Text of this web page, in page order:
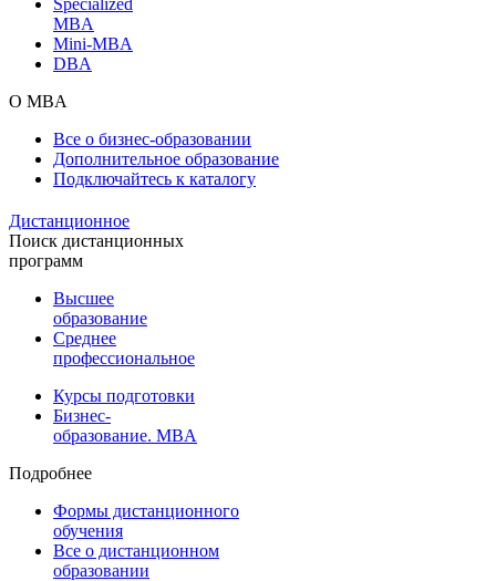
MBA
Mini-MBA
DBA
О MBA
Все о бизнес-образовании
Дополнительное образование
Подключайтесь к каталогу
Дистанционное
Поиск дистанционных
программ
Высшее
образование
Среднее
профессиональное
Курсы подготовки
Бизнес-
образование. MBA
Подробнее
Формы дистанционного
обучения
Все о дистанционном
образовании